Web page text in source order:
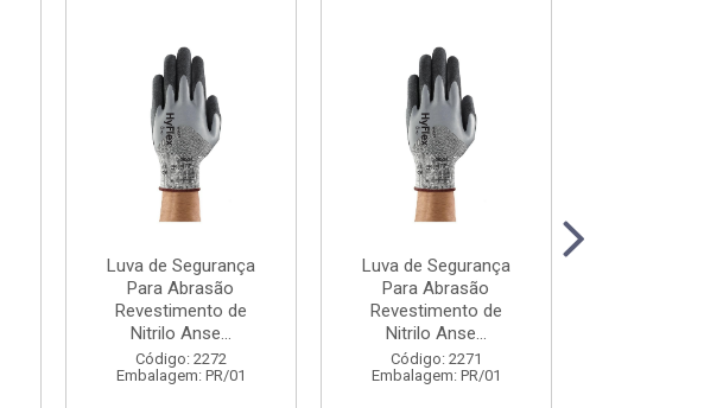
Luva de Segurança
Para Abrasão
Revestimento de
Nitrilo Anse...
Código: 2272
Embalagem: PR/01
Luva de Segurança
Para Abrasão
Revestimento de
Nitrilo Anse...
Código: 2271
Embalagem: PR/01